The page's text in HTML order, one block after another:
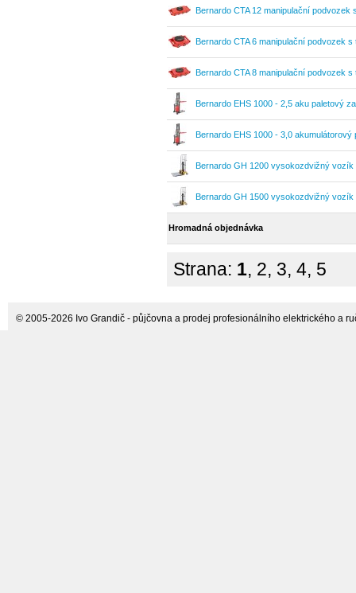
Bernardo CTA 12 manipulační podvozek
Bernardo CTA 6 manipulační podvozek s
Bernardo CTA 8 manipulační podvozek s
Bernardo EHS 1000 - 2,5 aku paletový
Bernardo EHS 1000 - 3,0
Bernardo GH 1200 vysokozdvižný vozík
Bernardo GH 1500 vysokozdvižný vozík
Hromadná objednávka
Strana: 1, 2, 3, 4, 5
© 2005-2026 Ivo Grandič - půjčovna a prodej profesionálního elektrického a